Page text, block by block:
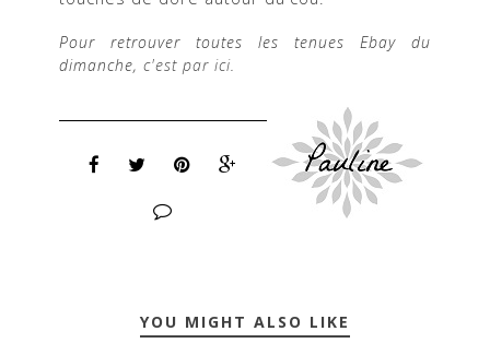
Pour retrouver toutes les tenues Ebay du
dimanche, c'est par ici.
YOU MIGHT ALSO LIKE